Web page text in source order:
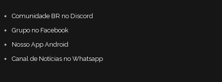
Comunidade BR no Discord
Grupo no Facebook
Nosso App Android
Canal de Notícias no Whatsapp